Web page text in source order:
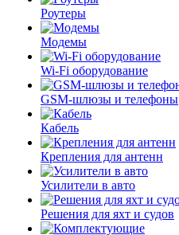
Роутеры
Модемы
Wi-Fi оборудование
GSM-шлюзы и телефоны
Кабель
Крепления для антенн
Усилители в авто
Решения для яхт и судов